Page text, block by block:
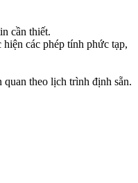
cần thiết.
các phép tính phức tạp,
theo lịch trình định sẵn.